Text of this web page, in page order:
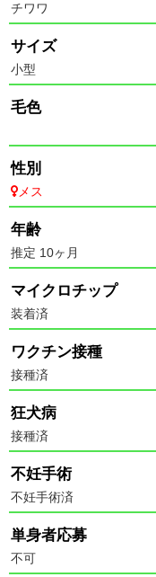
チワワ
サイズ
小型
毛色
性別
メス
年齢
推定 10ヶ月
マイクロチップ
装着済
ワクチン接種
接種済
狂犬病
接種済
不妊手術
不妊手術済
単身者応募
不可